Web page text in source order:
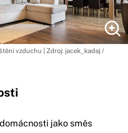
vzduchu | Zdroj: jacek_kadaj /
jako směs